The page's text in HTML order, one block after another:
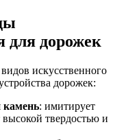
для дорожек
искусственного
дорожек:
камень: имитирует
твердостью и